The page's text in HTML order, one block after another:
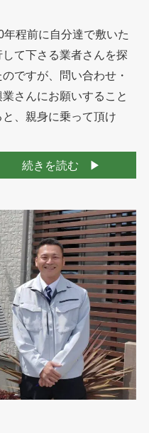
程前に自分達で敷いた
て下さる業者さんを探
ですが、問い合わせ・
さんにお願いすること
、親身に乗って頂け
続きを読む